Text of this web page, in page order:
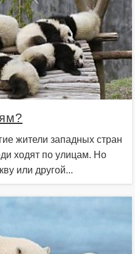
жители западных стран
ходят по улицам. Но
или другой...